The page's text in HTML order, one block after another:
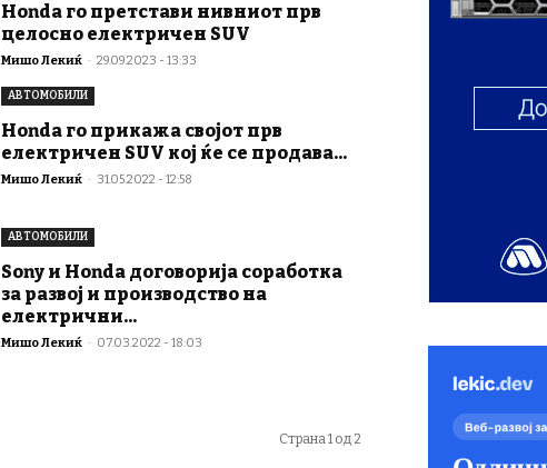
Honda го претстави нивниот прв
целосно електричен SUV
Мишо Лекиќ - 29.09.2023 - 13:33
АВТОМОБИЛИ
Honda го прикажа својот прв
електричен SUV кој ќе се продава...
Мишо Лекиќ - 31.05.2022 - 12:58
АВТОМОБИЛИ
Sony и Honda договорија соработка
за развој и производство на
електрични...
Мишо Лекиќ - 07.03.2022 - 18:03
Страна 1 од 2